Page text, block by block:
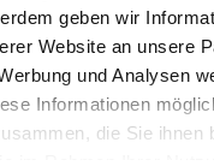
geben wir
Website an unsere
und Analysen
Informationen
die Sie ihnen
Cool Clean LS
grey